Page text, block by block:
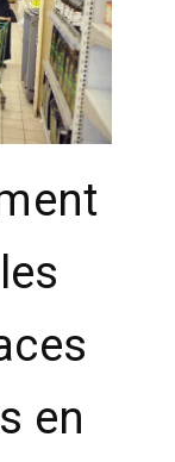
en